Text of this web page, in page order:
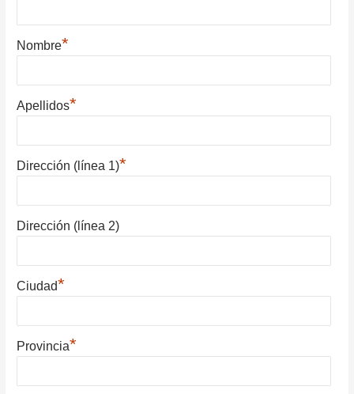
Nombre*
Apellidos*
Dirección (línea 1)*
Dirección (línea 2)
Ciudad*
Provincia*